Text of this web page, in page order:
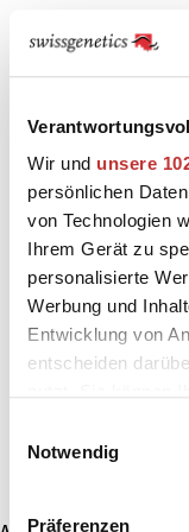
Wir und unsere
persönlichen
von Technologien
Ihrem Gerät zu
personalisierte
Werbung und
Entwicklung von
entscheiden
Trigger Symbol
Notwendig
Präferenzen